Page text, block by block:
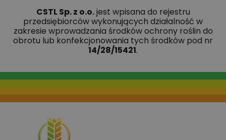
CSTL Sp. z o.o.jest wpisana do rejestru
przedsiębiorców wykonujących działalność w
zakresie wprowadzania środków ochrony roślin do
obrotu lub konfekcjonowania tych środków pod nr
14/28/15421.